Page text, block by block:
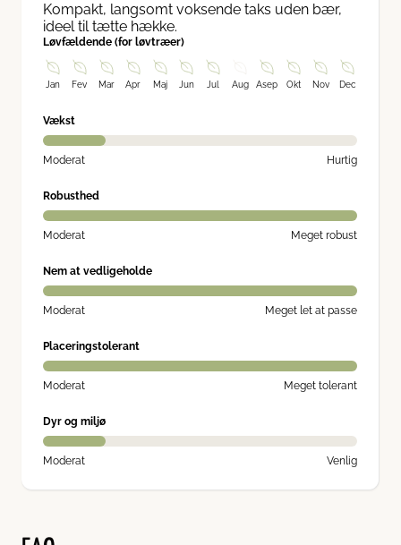
Kompakt, langsomt voksende taks uden bær,
ideel til tætte hække.
Løvfældende (for løvtræer)
Jan Fev Mar Apr Maj Jun Jul Aug Asep Okt Nov Dec
Vækst
Moderat Hurtig
Robusthed
Moderat Meget robust
Nem at vedligeholde
Moderat Meget let at passe
Placeringstolerant
Moderat Meget tolerant
Dyr og miljø
Moderat Venlig